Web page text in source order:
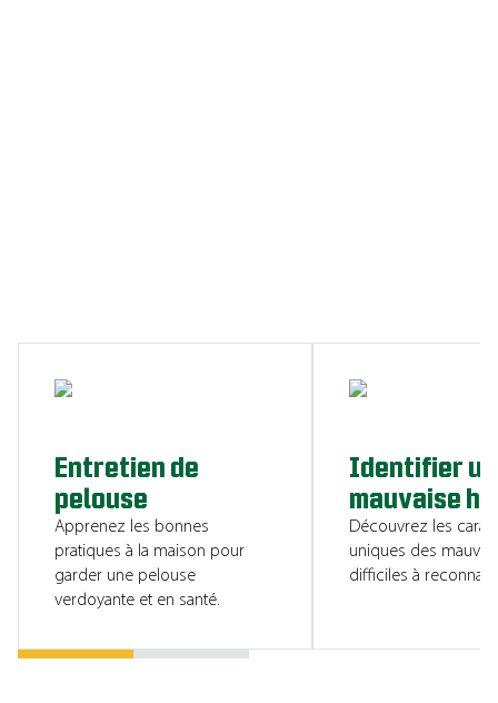
Entretien de
pelouse
Apprenez les bonnes
pratiques à la maison pour
garder une pelouse
verdoyante et en santé.
Identifier
mauvaise
Découvrez les
uniques des
difficiles à